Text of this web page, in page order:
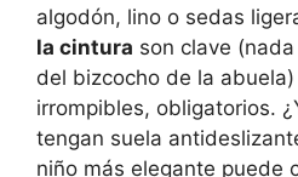
algodón, lino o sedas
la cintura son clave
del bizcocho de la
irrompibles, obligatorios.
tengan suela
niño más elegante puede